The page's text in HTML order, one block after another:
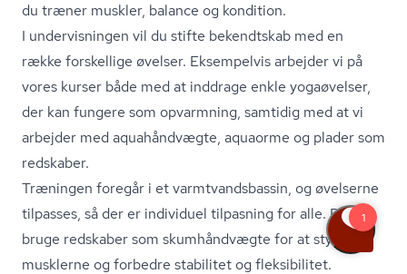
du træner muskler, balance og kondition.
I undervisningen vil du stifte bekendtskab med en
række forskellige øvelser. Eksempelvis arbejder vi på
vores kurser både med at inddrage enkle yogaøvelser,
der kan fungere som opvarmning, samtidig med at vi
arbejder med aquahåndvægte, aquaorme og plader som
redskaber.
Træningen foregår i et varmtvands­bas­sin, og øvelserne
tilpasses, så der er individuel tilpasning for alle. Du kan
bruge redskaber som skumhåndvægte for at styrke
musklerne og forbedre stabilitet og fleksibilitet.